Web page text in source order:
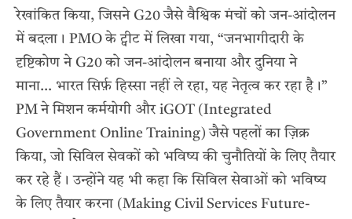
रेखांकित किया, जिसने G20 जैसे वैश्विक मंचों को जन-आंदोलन
में बदला। PMO के ट्वीट में लिखा गया, “जनभागीदारी के
दृष्टिकोण ने G20 को जन-आंदोलन बनाया और दुनिया ने
माना… भारत सिर्फ़ हिस्सा नहीं ले रहा, यह नेतृत्व कर रहा है।”
PM ने मिशन कर्मयोगी और iGOT (Integrated
Government Online Training) जैसे पहलों का ज़िक्र
किया, जो सिविल सेवकों को भविष्य की चुनौतियों के लिए तैयार
कर रहे हैं। उन्होंने यह भी कहा कि सिविल सेवाओं को भविष्य
के लिए तैयार करना (Making Civil Services Future-